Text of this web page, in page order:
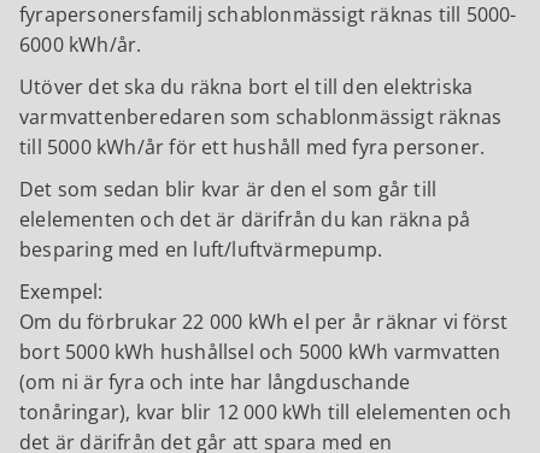
fyrapersonersfamilj schablonmässigt räknas till 5000-
6000 kWh/år.
Utöver det ska du räkna bort el till den elektriska
varmvattenberedaren som schablonmässigt räknas
till 5000 kWh/år för ett hushåll med fyra personer.
Det som sedan blir kvar är den el som går till
elelementen och det är därifrån du kan räkna på
besparing med en luft/luftvärmepump.
Exempel:
Om du förbrukar 22 000 kWh el per år räknar vi först
bort 5000 kWh hushållsel och 5000 kWh varmvatten
(om ni är fyra och inte har långduschande
tonåringar), kvar blir 12 000 kWh till elelementen och
det är därifrån det går att spara med en